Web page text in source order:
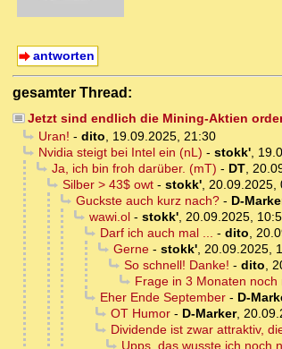
antworten
gesamter Thread:
Jetzt sind endlich die Mining-Aktien
Uran! - dito, 19.09.2025, 21:30
Nvidia steigt bei Intel ein (nL) - stokk',
Ja, ich bin froh darüber. (mT) - DT,
Silber > 43$ owt- stokk', 20.09.2025,
Guckste auch kurz nach?- D-
wawi.ol- stokk', 20.09.2025,
Darf ich auch mal ... - dito,
Gerne- stokk', 20.09.2025,
So schnell! Danke! - dito,
Frage in 3 Monaten noch
Eher Ende September- D-
OT Humor- D-Marker,
Dividende ist zwar attraktiv,
Upps, das wusste ich noch